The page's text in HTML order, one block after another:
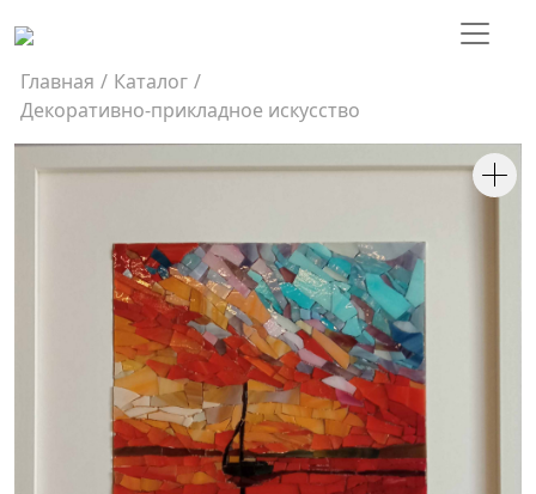
Главная / Каталог /
Декоративно-прикладное искусство